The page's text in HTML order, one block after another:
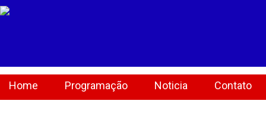
Home Programação Noticia Contato